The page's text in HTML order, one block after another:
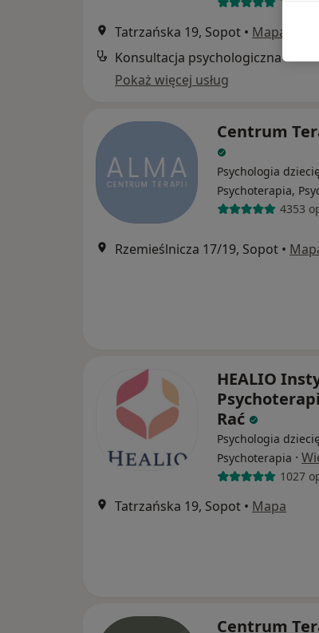
Tatrzańska 19, Sopot • Mapa
Konsultacja psychologiczna
Pokaż więcej usług
Centrum
Psychologia
Psychoterapia,
4353
Rzemieślnicza 17/19, Sopot •
HEALIO
Rać
Psychologia
Psychoterapia ·
1027
Tatrzańska 19, Sopot • Mapa
Centrum